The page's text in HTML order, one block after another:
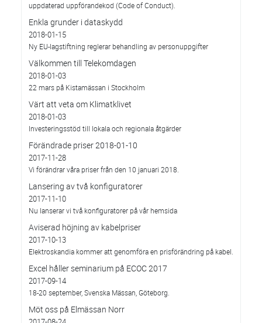
uppdaterad uppförandekod (Code of Conduct).
Enkla grunder i dataskydd
2018-01-15
Ny EU-lagstiftning reglerar behandling av personuppgifter
Välkommen till Telekomdagen
2018-01-03
22 mars på Kistamässan i Stockholm
Värt att veta om Klimatklivet
2018-01-03
Investeringsstöd till lokala och regionala åtgärder
Förändrade priser 2018-01-10
2017-11-28
Vi förändrar våra priser från den 10 januari 2018.
Lansering av två konfiguratorer
2017-11-10
Nu lanserar vi två konfiguratorer på vår hemsida
Aviserad höjning av kabelpriser
2017-10-13
Elektroskandia kommer att genomföra en prisförändring på kabel.
Excel håller seminarium på ECOC 2017
2017-09-14
18-20 september, Svenska Mässan, Göteborg.
Möt oss på Elmässan Norr